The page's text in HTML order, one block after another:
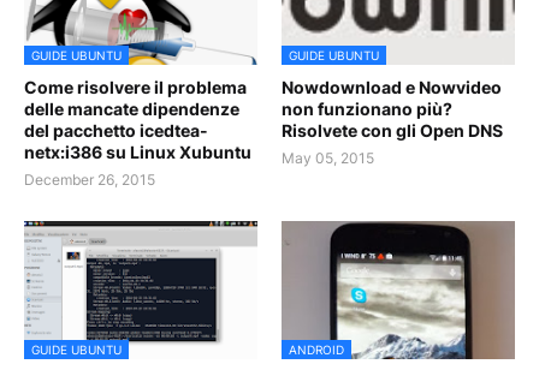
GUIDE UBUNTU
Come risolvere il problema
delle mancate dipendenze
del pacchetto icedtea-
netx:i386 su Linux Xubuntu
December 26, 2015
GUIDE UBUNTU
Nowdownload e Nowvideo
non funzionano più?
Risolvete con gli Open DNS
May 05, 2015
GUIDE UBUNTU ANDROID